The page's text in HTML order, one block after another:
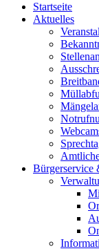
Startseite
Aktuelles
Bürgerservice